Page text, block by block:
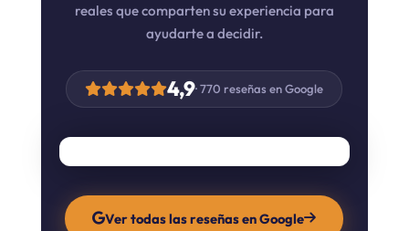
reales que comparten su experiencia para
ayudarte a decidir.
4,9· 770 reseñas en Google
Ver todas las reseñas en Google